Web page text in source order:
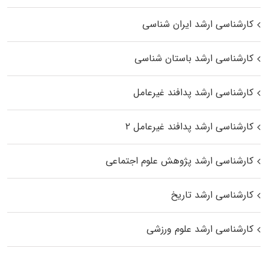
کارشناسی ارشد ایران شناسی
کارشناسی ارشد باستان شناسی
کارشناسی ارشد پدافند غیرعامل
کارشناسی ارشد پدافند غیرعامل ۲
کارشناسی ارشد پژوهش علوم اجتماعی
کارشناسی ارشد تاریخ
کارشناسی ارشد علوم ورزشی